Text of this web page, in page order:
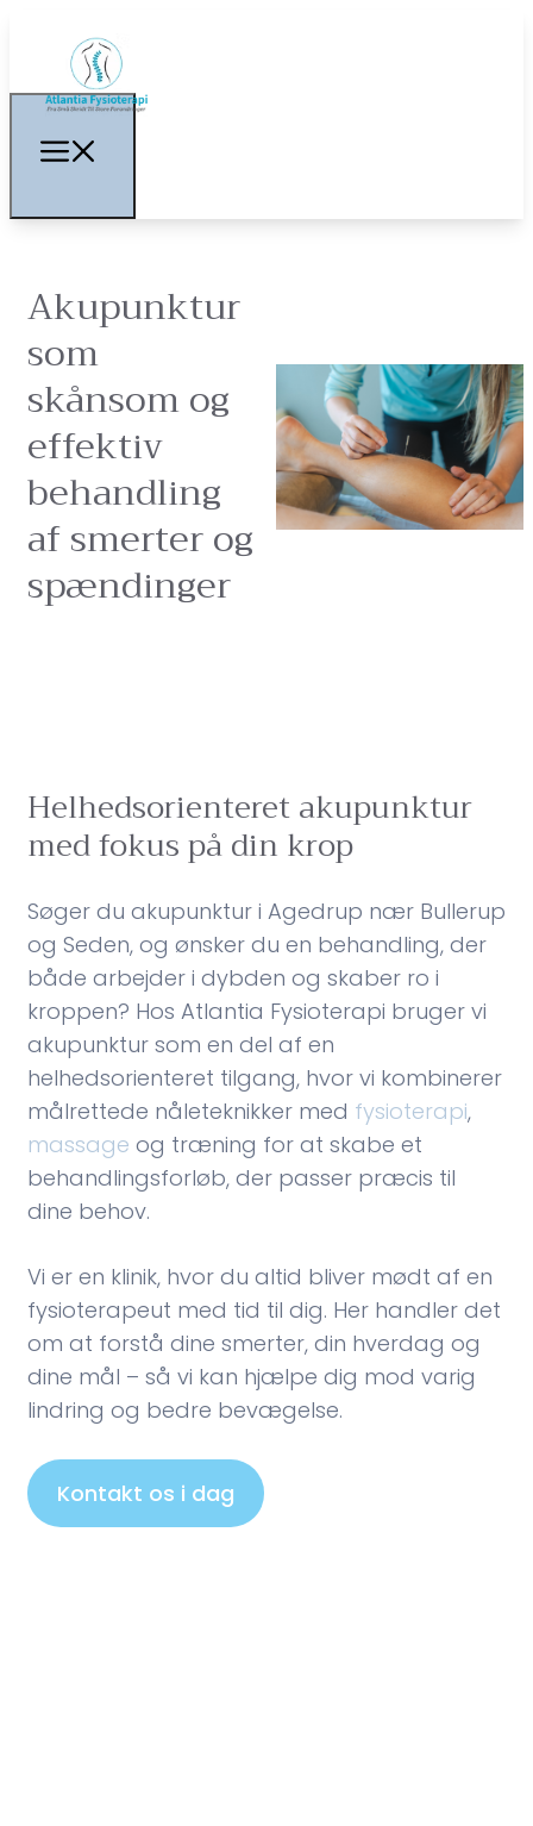
Akupunktur
som
skånsom og
effektiv
behandling
af smerter og
spændinger
Helhedsorienteret akupunktur
med fokus på din krop
Søger du akupunktur i Agedrup nær Bullerup
og Seden, og ønsker du en behandling, der
både arbejder i dybden og skaber ro i
kroppen? Hos Atlantia Fysioterapi bruger vi
akupunktur som en del af en
helhedsorienteret tilgang, hvor vi kombinerer
målrettede nåleteknikker med fysioterapi,
massage og træning for at skabe et
behandlingsforløb, der passer præcis til
dine behov.
Vi er en klinik, hvor du altid bliver mødt af en
fysioterapeut med tid til dig. Her handler det
om at forstå dine smerter, din hverdag og
dine mål – så vi kan hjælpe dig mod varig
lindring og bedre bevægelse.
Kontakt os i dag